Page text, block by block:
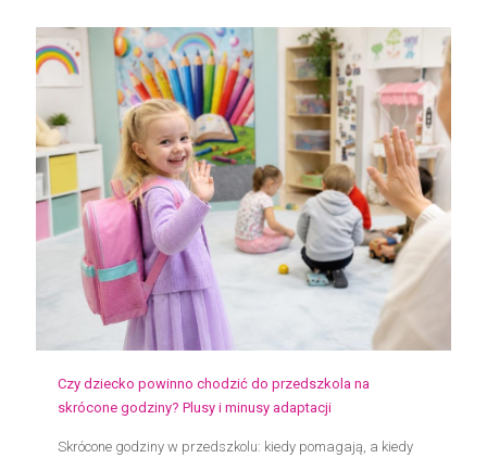
Czy dziecko powinno chodzić do przedszkola na
skrócone godziny? Plusy i minusy adaptacji
Skrócone godziny w przedszkolu: kiedy pomagają, a kiedy